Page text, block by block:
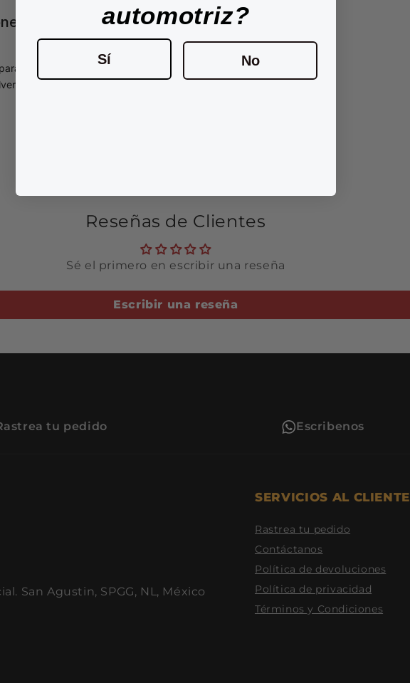
diferentes modelos y marcas.
cualquier duda sobre nuestros
Reseñas de Clientes
Sé el primero en escribir una reseña
Escribir una reseña
tu pedido Escribenos
San Agustin, SPGG, NL, México
SERVICIOS AL CLIENTE
Rastrea tu pedido
Contáctanos
Política de devoluciones
Política de privacidad
Términos y Condiciones
automotriz?
Sí No